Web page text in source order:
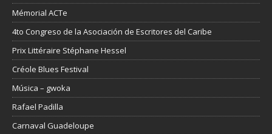
Mémorial ACTe
4to Congreso de la Asociación de Escritores del Caribe
Prix Littéraire Stéphane Hessel
Créole Blues Festival
Música – gwoka
Rafael Padilla
Carnaval Guadeloupe